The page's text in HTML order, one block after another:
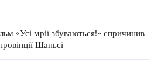
«Усі мрії збуваються!» спричинив
Шаньсі